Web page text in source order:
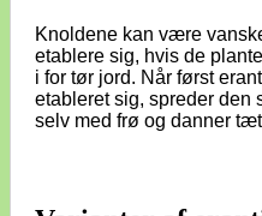
Knoldene kan være
etablere sig, hvis de
i for tør jord. Når først
etableret sig, spreder den
selv med frø og danner